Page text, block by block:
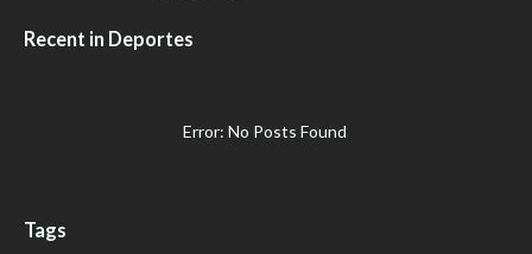
Recent in Deportes
Error: No Posts Found
Tags